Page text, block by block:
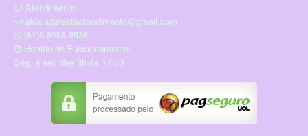
Atendimento
aldeiadafestaatendimento@gmail.com
(81)9.8903-8536
Horário de Funcionamento:
Seg. á sex das 8h ás 17:30